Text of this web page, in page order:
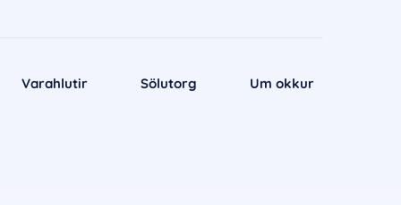
Varahlutir Sölutorg Um okkur